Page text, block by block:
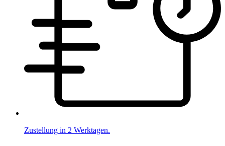
Zustellung in 2 Werktagen.